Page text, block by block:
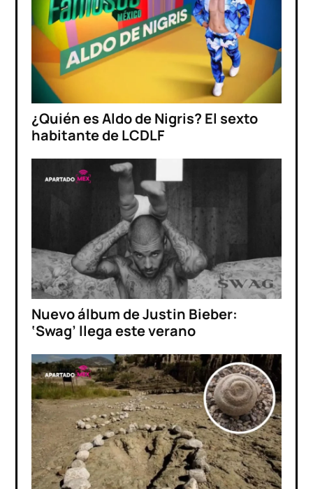
¿Quién es Aldo de Nigris? El sexto
habitante de LCDLF
Nuevo álbum de Justin Bieber:
‘Swag’ llega este verano